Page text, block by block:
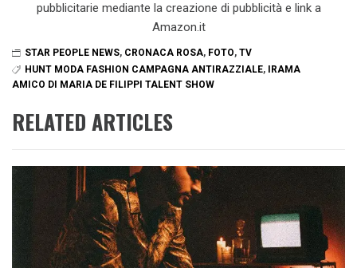
pubblicitarie mediante la creazione di pubblicità e link a
Amazon.it
STAR PEOPLE NEWS, CRONACA ROSA, FOTO, TV
HUNT MODA FASHION CAMPAGNA ANTIRAZZIALE,
IRAMA
AMICO DI MARIA DE FILIPPI TALENT SHOW
RELATED ARTICLES